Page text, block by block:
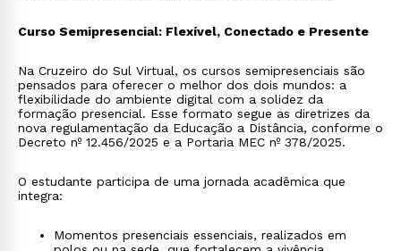
Curso Semipresencial: Flexível, Conectado e Presente
Na Cruzeiro do Sul Virtual, os cursos semipresenciais são
pensados para oferecer o melhor dos dois mundos: a
flexibilidade do ambiente digital com a solidez da
formação presencial. Esse formato segue as diretrizes da
nova regulamentação da Educação a Distância, conforme o
Decreto nº 12.456/2025 e a Portaria MEC nº 378/2025.
O estudante participa de uma jornada acadêmica que
integra:
Momentos presenciais essenciais, realizados em